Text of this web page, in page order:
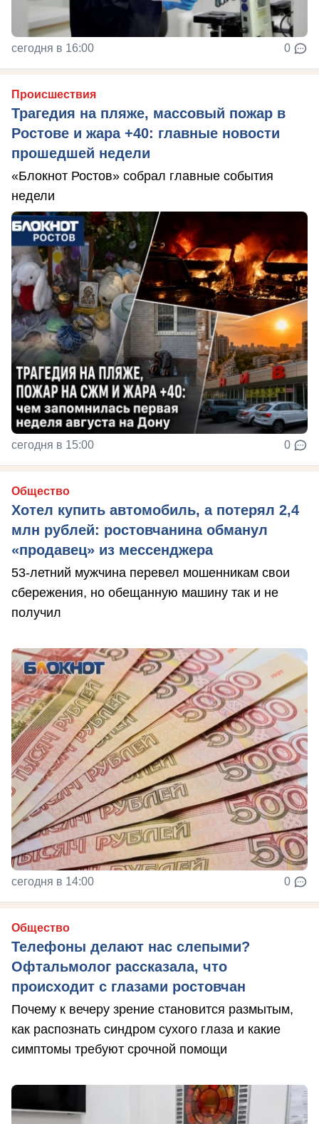
сегодня в 16:00 0
Происшествия
Трагедия на пляже, массовый пожар в
Ростове и жара +40: главные новости
прошедшей недели
«Блокнот Ростов» собрал главные события
недели
сегодня в 15:00 0
Общество
Хотел купить автомобиль, а потерял 2,4
млн рублей: ростовчанина обманул
«продавец» из мессенджера
53-летний мужчина перевел мошенникам свои
сбережения, но обещанную машину так и не
получил
сегодня в 14:00 0
Общество
Телефоны делают нас слепыми?
Офтальмолог рассказала, что
происходит с глазами ростовчан
Почему к вечеру зрение становится размытым,
как распознать синдром сухого глаза и какие
симптомы требуют срочной помощи